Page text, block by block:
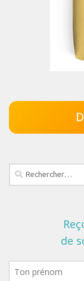
Rechercher :